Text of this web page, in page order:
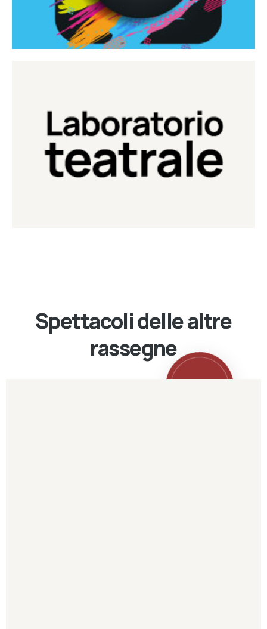
Laboratorio Teatrale
Laboratorio di teatro del Teatro Eduardo de Filippo
Continua
Spettacoli delle altre
rassegne